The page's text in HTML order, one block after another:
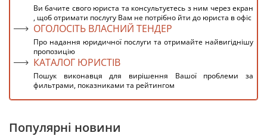
Ви бачите свого юриста та консультуєтесь з ним через екран
, щоб отримати послугу Вам не потрібно йти до юриста в офіс
ОГОЛОСІТЬ ВЛАСНИЙ ТЕНДЕР
Про надання юридичної послуги та отримайте найвигіднішу
пропозицію
КАТАЛОГ ЮРИСТІВ
Пошук виконавця для вирішення Вашої проблеми за
фильтрами, показниками та рейтингом
Популярні новини